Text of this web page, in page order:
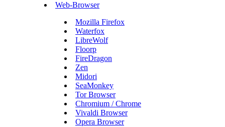
Web-Browser
Mozilla Firefox
Waterfox
LibreWolf
Floorp
FireDragon
Zen
Midori
SeaMonkey
Tor Browser
Chromium / Chrome
Vivaldi Browser
Opera Browser